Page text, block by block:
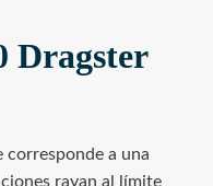
Dragster
corresponde a una
rayan al límite